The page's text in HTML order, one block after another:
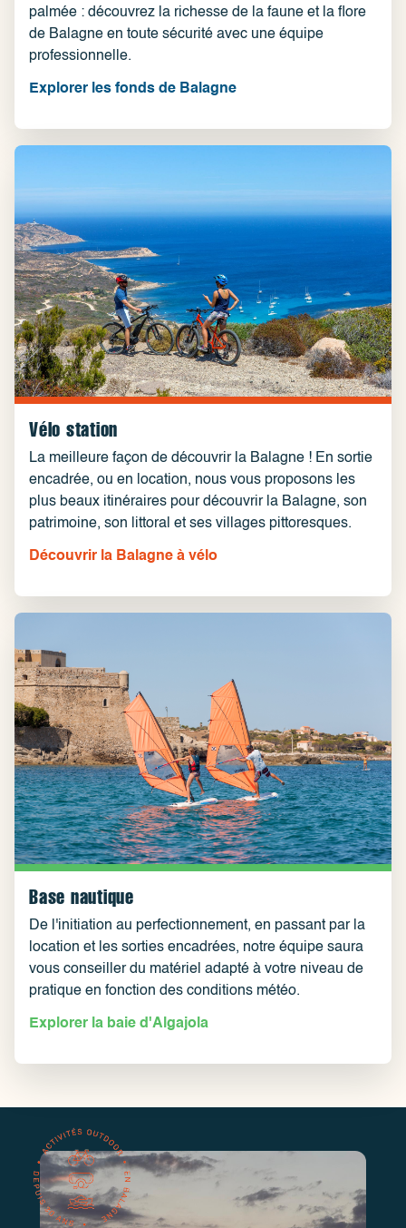
palmée : découvrez la richesse de la faune et la flore
de Balagne en toute sécurité avec une équipe
professionnelle.
Explorer les fonds de Balagne
Vélo station
La meilleure façon de découvrir la Balagne ! En sortie
encadrée, ou en location, nous vous proposons les
plus beaux itinéraires pour découvrir la Balagne, son
patrimoine, son littoral et ses villages pittoresques.
Découvrir la Balagne à vélo
Base nautique
De l'initiation au perfectionnement, en passant par la
location et les sorties encadrées, notre équipe saura
vous conseiller du matériel adapté à votre niveau de
pratique en fonction des conditions météo.
Explorer la baie d'Algajola